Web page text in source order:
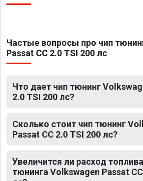
Частые вопросы про чип
Passat CC 2.0 TSI 200 лс
Что дает чип тюнинг
2.0 TSI 200 лс?
Сколько стоит чип тюнинг
Passat CC 2.0 TSI 200 лс?
Увеличится ли расход
тюнинга Volkswagen Passat